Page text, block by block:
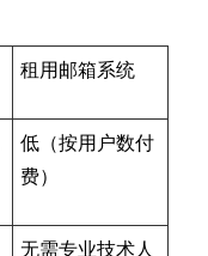
租用邮箱系统
低（按用户数付
费）
无需专业技术人